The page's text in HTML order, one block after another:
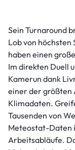
Sein Turnaround
Lob von höchsten
haben einen
Im direkten Duell
Kamerun dank
einer der größten
Klimadaten.
Tausenden von
Meteostat-Daten
Arbeitsabläufe.